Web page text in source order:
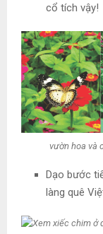
cổ tích vậy!
vườn hoa và
Dạo bước
làng quê